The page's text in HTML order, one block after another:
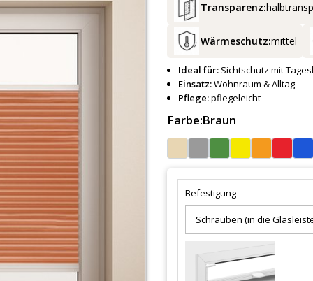
Transparenz:
Wärmeschutz:mittel
Ideal für: Sichtschutz mit
Einsatz:Wohnraum & Alltag
Pflege:pflegeleicht
Farbe:Braun
Befestigung